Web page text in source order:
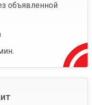
объявленной